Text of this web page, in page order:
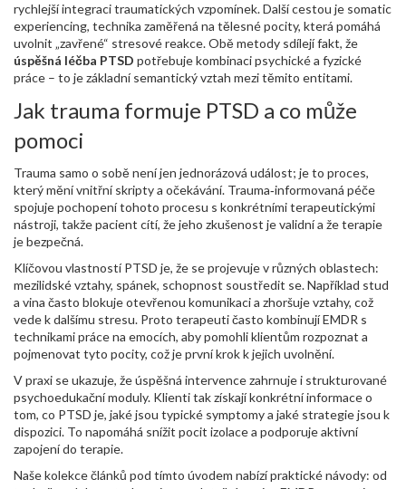
rychlejší integraci traumatických vzpomínek. Další cestou je somatic
experiencing, technika zaměřená na tělesné pocity, která pomáhá
uvolnit „zavřené“ stresové reakce. Obě metody sdílejí fakt, že
úspěšná léčba PTSD potřebuje kombinaci psychické a fyzické
práce – to je základní semantický vztah mezi těmito entitami.
Jak trauma formuje PTSD a co může
pomoci
Trauma samo o sobě není jen jednorázová událost; je to proces,
který mění vnitřní skripty a očekávání. Trauma‑informovaná péče
spojuje pochopení tohoto procesu s konkrétními terapeutickými
nástroji, takže pacient cítí, že jeho zkušenost je validní a že terapie
je bezpečná.
Klíčovou vlastností PTSD je, že se projevuje v různých oblastech:
mezilidské vztahy, spánek, schopnost soustředit se. Například stud
a vina často blokuje otevřenou komunikaci a zhoršuje vztahy, což
vede k dalšímu stresu. Proto terapeuti často kombinují EMDR s
technikami práce na emocích, aby pomohli klientům rozpoznat a
pojmenovat tyto pocity, což je první krok k jejich uvolnění.
V praxi se ukazuje, že úspěšná intervence zahrnuje i strukturované
psychoedukační moduly. Klienti tak získají konkrétní informace o
tom, co PTSD je, jaké jsou typické symptomy a jaké strategie jsou k
dispozici. To napomáhá snížit pocit izolace a podporuje aktivní
zapojení do terapie.
Naše kolekce článků pod tímto úvodem nabízí praktické návody: od